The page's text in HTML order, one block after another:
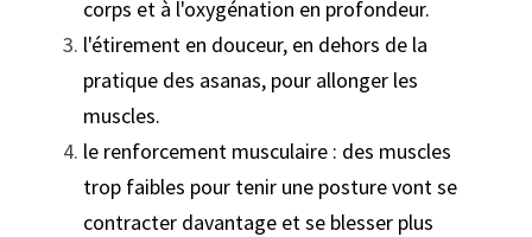
corps et à l'oxygénation en profondeur.
l'étirement en douceur, en dehors de la
pratique des asanas, pour allonger les
muscles.
le renforcement musculaire : des muscles
trop faibles pour tenir une posture vont se
contracter davantage et se blesser plus